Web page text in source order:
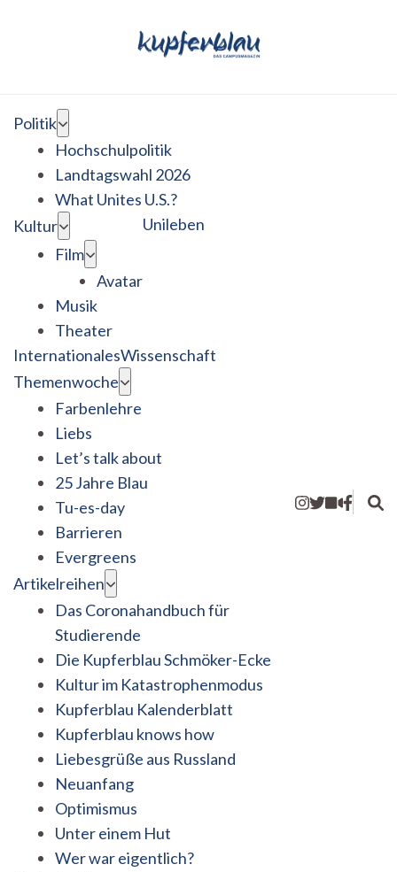
Politik
Hochschulpolitik
Landtagswahl 2026
What Unites U.S.?
Kultur
Film
Avatar
Musik
Theater
Unileben
InternationalesWissenschaft
Themenwoche
Farbenlehre
Liebs
Let’s talk about
25 Jahre Blau
Tu-es-day
Barrieren
Evergreens
Artikelreihen
Das Coronahandbuch für
Studierende
Die Kupferblau Schmöker-Ecke
Kultur im Katastrophenmodus
Kupferblau Kalenderblatt
Kupferblau knows how
Liebesgrüße aus Russland
Neuanfang
Optimismus
Unter einem Hut
Wer war eigentlich?